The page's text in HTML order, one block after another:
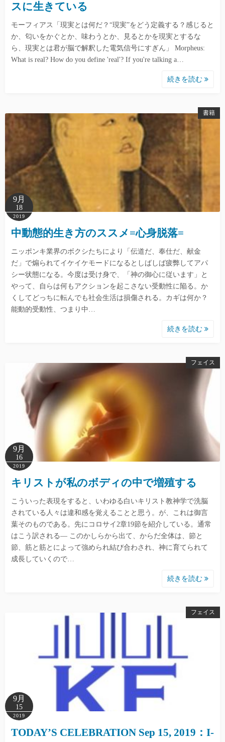
スに生きている
モーフィアス「現実とは何だ？“現実”をどう定義する？感じると
か、匂いをかぐとか、味わうとか、見るとかを現実とするな
ら、現実とは君が脳で解釈した電気信号にすぎん」 Morpheus:
What is real? How do you define 'real'? If you're talking a…
続きを読む
書籍
9月
18
2019
中動態的生き方のススメ=心身脱落=
ニッポンキ業界のボクシたちにより「伝道だ、奉仕だ、献金
だ」で煽られてイケイケモードになるとしばしば疲弊してアパ
シー状態になる。今度は受け身で、「神の御心に従います」と
やって、自らは何もアクションを起こさない受動性に陥る。か
くしてどっちに転んでも社会生活は損傷される。カギは何か？
能動的受動性、つまり中…
続きを読む
フェイス
9月
16
2019
キリストが私のボディの中で増殖する
こういった表現をすると、いわゆる白いキリスト教神学で洗脳
されている人々は違和感を覚えることと思う。が、これは御言
葉そのものである。先にコロサイ2章19節を紹介している。通常
はこう訳される― このかしらから出て、からだ全体は、節と
節、筋と筋とによって強められ結び合わされ、神に育てられて
成長していくので…
続きを読む
フェイス
9月
15
2019
TODAY’S CELEBRATION Sep 15, 2019：I-